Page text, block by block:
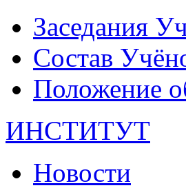
Заседания
Состав
Положение
ИНСТИТУТ
Новости